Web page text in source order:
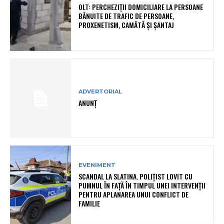
OLT: PERCHEZIŢII DOMICILIARE LA PERSOANE
BĂNUITE DE TRAFIC DE PERSOANE,
PROXENETISM, CAMĂTĂ ŞI ŞANTAJ
ADVERTORIAL
ANUNȚ
EVENIMENT
SCANDAL LA SLATINA. POLIȚIST LOVIT CU
PUMNUL ÎN FAȚĂ ÎN TIMPUL UNEI INTERVENȚII
PENTRU APLANAREA UNUI CONFLICT DE
FAMILIE